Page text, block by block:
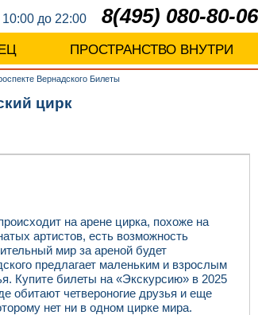
10:00 до 22:00 8(495) 080-80-06
ПРОСТРАНСТВО ВНУТРИ
Вернадского Билеты
цирк
на арене цирка, похоже на
артистов, есть возможность
мир за ареной будет
предлагает маленьким и взрослым
Купите билеты на «Экскурсию» в 2025
обитают четвероногие друзья и еще
нет ни в одном цирке мира.